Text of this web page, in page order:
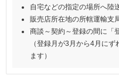
自宅などの指定の場所へ陸
販売店所在地の所轄運輸支
商談～契約～登録の間に「
（登録月が3月から4月に
ます）